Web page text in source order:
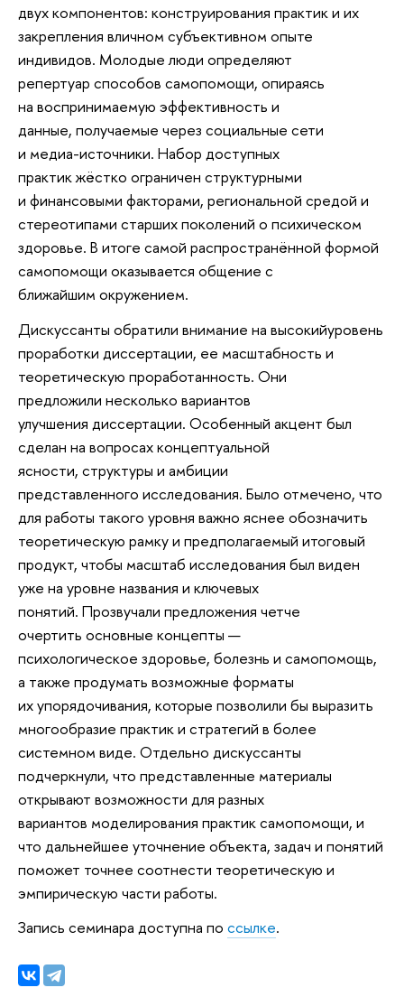
двух компонентов: конструирования практик и их
закрепления вличном субъективном опыте
индивидов. Молодые люди определяют
репертуар способов самопомощи, опираясь
на воспринимаемую эффективность и
данные, получаемые через социальные сети
и медиа-источники. Набор доступных
практик жёстко ограничен структурными
и финансовыми факторами, региональной средой и
стереотипами старших поколений о психическом
здоровье. В итоге самой распространённой формой
самопомощи оказывается общение с
ближайшим окружением.
Дискуссанты обратили внимание на высокийуровень
проработки диссертации, ее масштабность и
теоретическую проработанность. Они
предложили несколько вариантов
улучшения диссертации. Особенный акцент был
сделан на вопросах концептуальной
ясности, структуры и амбиции
представленного исследования. Было отмечено, что
для работы такого уровня важно яснее обозначить
теоретическую рамку и предполагаемый итоговый
продукт, чтобы масштаб исследования был виден
уже на уровне названия и ключевых
понятий. Прозвучали предложения четче
очертить основные концепты —
психологическое здоровье, болезнь и самопомощь,
а также продумать возможные форматы
их упорядочивания, которые позволили бы выразить
многообразие практик и стратегий в более
системном виде. Отдельно дискуссанты
подчеркнули, что представленные материалы
открывают возможности для разных
вариантов моделирования практик самопомощи, и
что дальнейшее уточнение объекта, задач и понятий
поможет точнее соотнести теоретическую и
эмпирическую части работы.
Запись семинара доступна по ссылке.